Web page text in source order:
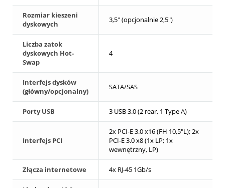
Rozmiar kieszeni
dyskowych
3,5" (opcjonalnie 2,5")
Liczba zatok
dyskowych Hot-
Swap
4
Interfejs dysków
(główny/opcjonalny)
SATA/SAS
Porty USB 3 USB 3.0 (2 rear, 1 Type A)
Interfejs PCI
2x PCI-E 3.0 x16 (FH 10,5"L); 2x
PCI-E 3.0 x8 (1x LP; 1x
wewnętrzny, LP)
Złącza internetowe 4x RJ-45 1Gb/s